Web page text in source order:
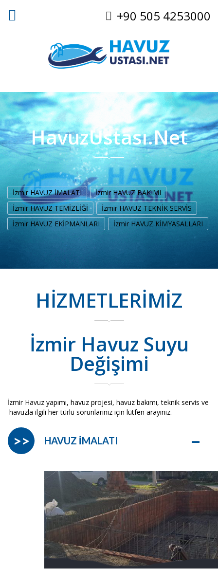
+90 505 4253000
HavuzUstası.Net
İzmir HAVUZ İMALATI
İzmir HAVUZ BAKIMI
İzmir HAVUZ TEMİZLİĞİ
İzmir HAVUZ TEKNİK SERVİS
İzmir HAVUZ EKİPMANLARI
İzmir HAVUZ KİMYASALLARI
HİZMETLERİMİZ
İzmir Havuz Suyu
Değişimi
İzmir Havuz yapımı, havuz projesi, havuz bakımı, teknik servis ve
havuzla ilgili her türlü sorunlarınız için lütfen arayınız.
HAVUZ İMALATI –
>>